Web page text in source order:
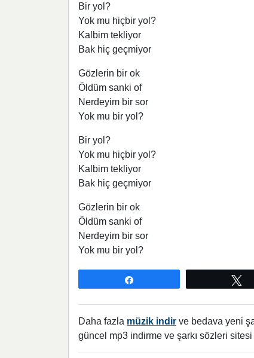
Bir yol?
Yok mu hiçbir yol?
Kalbim tekliyor
Bak hiç geçmiyor
Gözlerin bir ok
Öldüm sanki of
Nerdeyim bir sor
Yok mu bir yol?
Bir yol?
Yok mu hiçbir yol?
Kalbim tekliyor
Bak hiç geçmiyor
Gözlerin bir ok
Öldüm sanki of
Nerdeyim bir sor
Yok mu bir yol?
Daha fazla müzik indir ve bedava yeni
güncel mp3 indirme ve şarkı sözleri